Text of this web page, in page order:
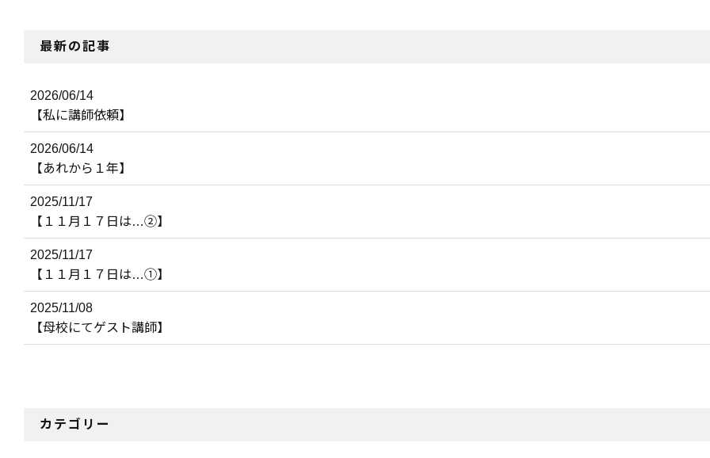
最新の記事
2026/06/14
【私に講師依頼】
2026/06/14
【あれから１年】
2025/11/17
【１１月１７日は…②】
2025/11/17
【１１月１７日は…①】
2025/11/08
【母校にてゲスト講師】
カテゴリー